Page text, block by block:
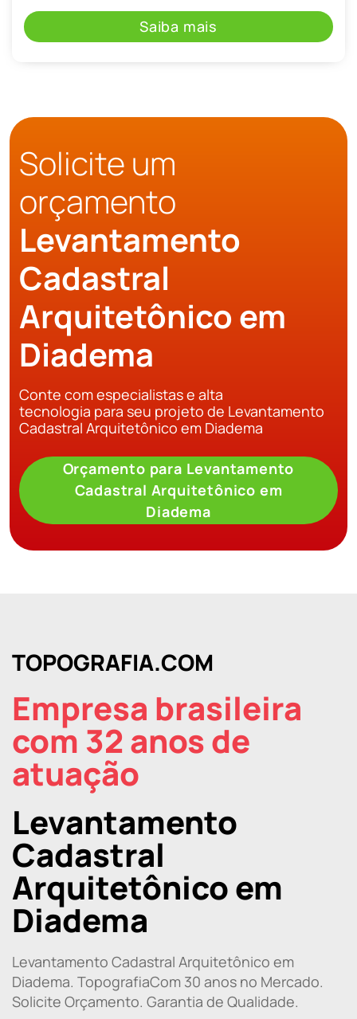
Saiba mais
Solicite um
orçamento
Levantamento
Cadastral
Arquitetônico em
Diadema
Conte com especialistas e alta
tecnologia para seu projeto de Levantamento
Cadastral Arquitetônico em Diadema
Orçamento para Levantamento
Cadastral Arquitetônico em
Diadema
TOPOGRAFIA.COM
Empresa brasileira
com 32 anos de
atuação
Levantamento
Cadastral
Arquitetônico em
Diadema
Levantamento Cadastral Arquitetônico em
Diadema. TopografiaCom 30 anos no Mercado.
Solicite Orçamento. Garantia de Qualidade.